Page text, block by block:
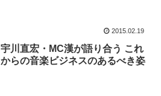
2015.02.19
宇川直宏・MC漢が語り合う これ
からの音楽ビジネスのあるべき姿